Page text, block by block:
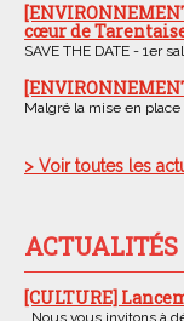
cœur de
SAVE THE DATE - 1er
Malgré la mise en
> Voir toutes les
[CULTURE]